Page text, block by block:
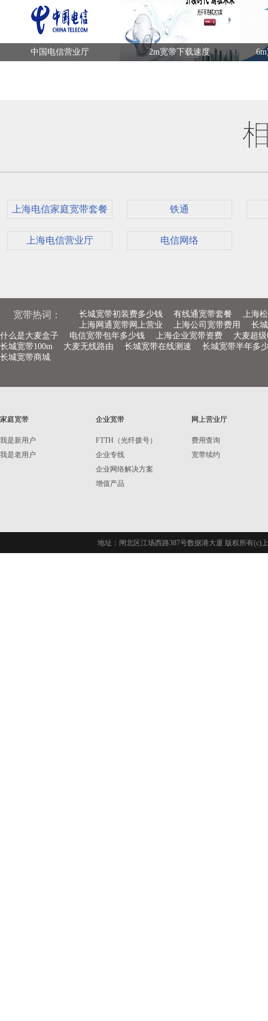
中国电信营业厅 2m宽带下载速度
上海电信家庭宽带套餐 铁通
上海电信营业厅 电信网络
宽带热词： 长城宽带初装费多少钱 有线通宽带套餐
上海
上海网通宽带网上营业
上海公司宽带费用
长
什么是大麦盒子
电信宽带包年多少钱 上海企业宽带资费
大麦超
长城宽带100m
大麦无线路由 长城宽带在线测速
长城宽带半年多
长城宽带商城
家庭宽带
我是新用户
我是老用户
企业宽带
FTTH（光纤拨号）
企业专线
企业网络解决方案
增值产品
网上营业厅
费用查询
宽带续约
地址：闸北区江场西路387号数据港大厦 版权所有(c)